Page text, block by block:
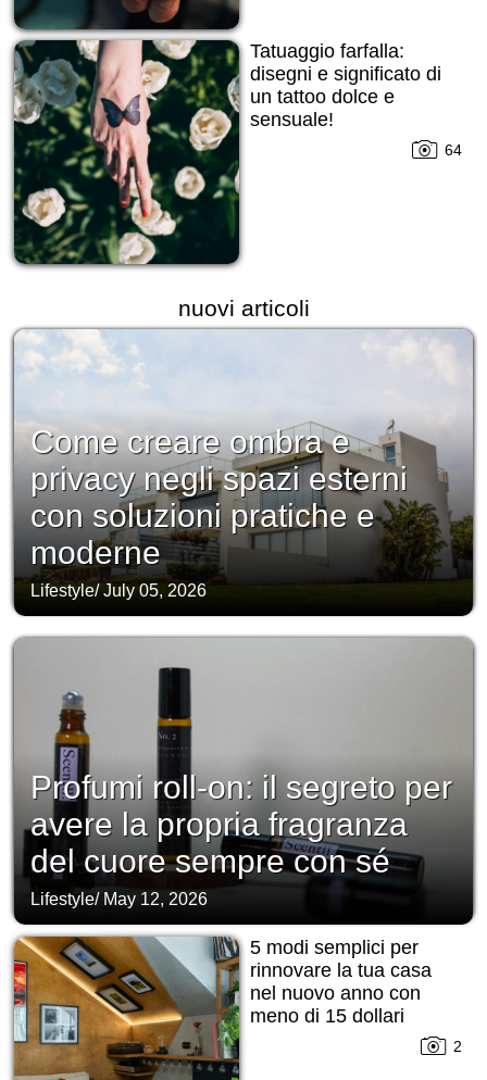
Tatuaggio farfalla:
disegni e significato di
un tattoo dolce e
sensuale!
64
nuovi articoli
Come creare ombra e
privacy negli spazi esterni
con soluzioni pratiche e
moderne
Lifestyle/July 05, 2026
Profumi roll-on: il segreto per
avere la propria fragranza
del cuore sempre con sé
Lifestyle/ May 12, 2026
5 modi semplici per
rinnovare la tua casa
nel nuovo anno con
meno di 15 dollari
2